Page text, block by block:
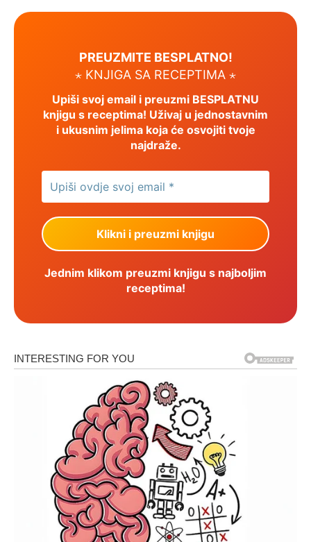
PREUZMITE BESPLATNO!
⋆ KNJIGA SA RECEPTIMA ⋆
Upiši svoj email i preuzmi BESPLATNU
knjigu s receptima! Uživaj u jednostavnim
i ukusnim jelima koja će osvojiti tvoje
najdraže.
Jednim klikom preuzmi knjigu s najboljim
receptima!